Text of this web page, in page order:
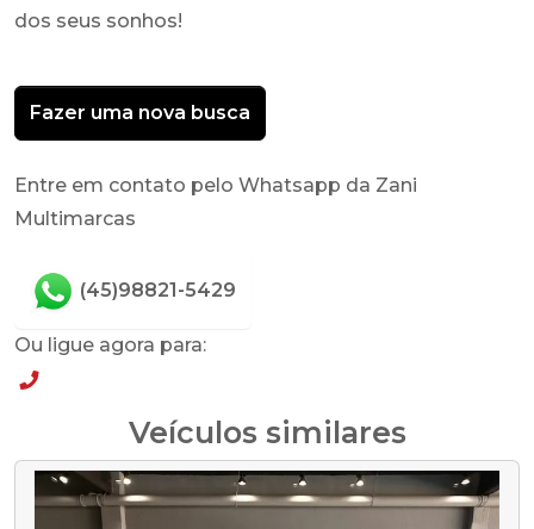
dos seus sonhos!
Fazer uma nova busca
Entre em contato pelo Whatsapp da Zani
Multimarcas
(45)98821-5429
Ou ligue agora para:
Veículos similares